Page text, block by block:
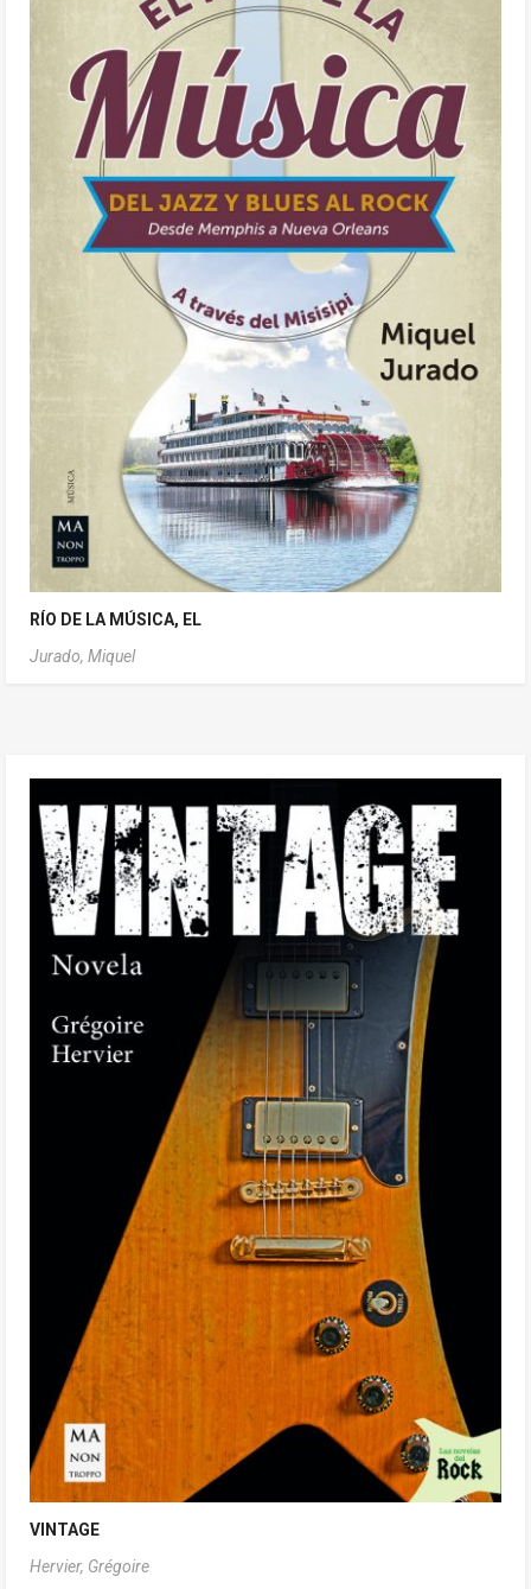
RÍO DE LA MÚSICA, EL
Jurado, Miquel
VINTAGE
Hervier, Grégoire